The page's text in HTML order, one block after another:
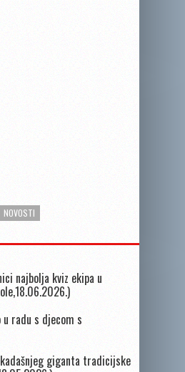
NOVOSTI
najbolja kviz ekipa u
radu s djecom s
giganta tradicijske